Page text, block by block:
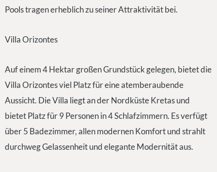
Pools tragen erheblich zu seiner Attraktivität bei.
Villa Orizontes
Auf einem 4 Hektar großen Grundstück gelegen, bietet die
Villa Orizontes viel Platz für eine atemberaubende
Aussicht. Die Villa liegt an der Nordküste Kretas und
bietet Platz für 9 Personen in 4 Schlafzimmern. Es verfügt
über 5 Badezimmer, allen modernen Komfort und strahlt
durchweg Gelassenheit und elegante Modernität aus.